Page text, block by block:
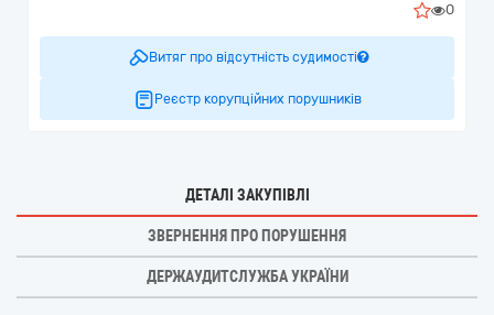
0
Витяг про відсутність судимості
Реєстр корупційних порушників
ДЕТАЛІ ЗАКУПІВЛІ
ЗВЕРНЕННЯ ПРО ПОРУШЕННЯ
ДЕРЖАУДИТСЛУЖБА УКРАЇНИ